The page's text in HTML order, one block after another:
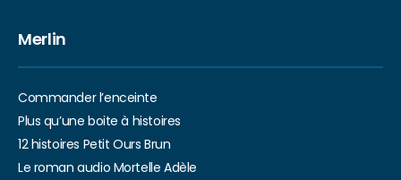
Merlin
Commander l’enceinte
Plus qu’une boite à histoires
12 histoires Petit Ours Brun
Le roman audio Mortelle Adèle